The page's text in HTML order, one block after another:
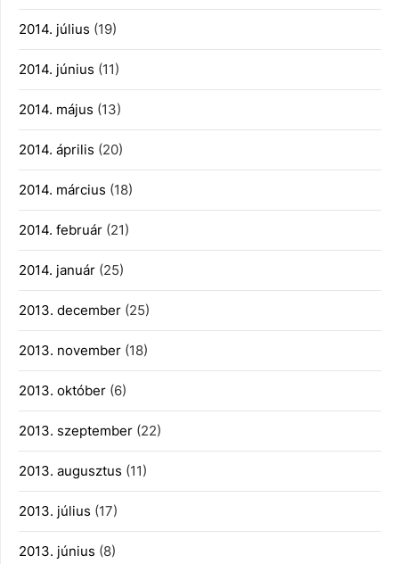
2014. július (19)
2014. június (11)
2014. május (13)
2014. április (20)
2014. március (18)
2014. február (21)
2014. január (25)
2013. december (25)
2013. november (18)
2013. október (6)
2013. szeptember (22)
2013. augusztus (11)
2013. július (17)
2013. június (8)